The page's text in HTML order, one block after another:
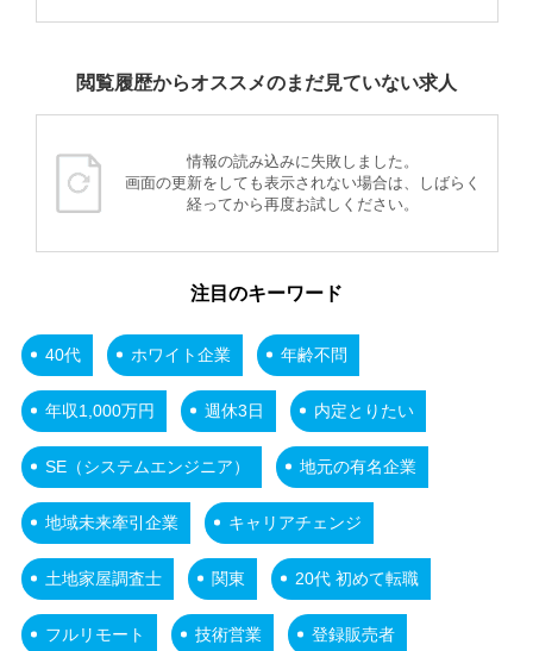
閲覧履歴からオススメのまだ見ていない求人
情報の読み込みに失敗しました。
画面の更新をしても表示されない場合は、しばらく
経ってから再度お試しください。
注目のキーワード
40代 ホワイト企業 年齢不問
年収1,000万円 週休3日 内定とりたい
SE（システムエンジニア） 地元の有名企業
地域未来牽引企業 キャリアチェンジ
土地家屋調査士 関東 20代 初めて転職
フルリモート 技術営業 登録販売者